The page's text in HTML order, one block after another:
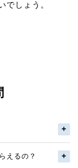
でしょう。
えるの？